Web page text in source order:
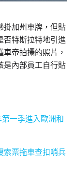
掛加州車牌，但貼
否特斯拉特地引進
帝拍攝的照片，
是內部員工自行貼
一季進入歐洲和
索票拖車查扣哨兵